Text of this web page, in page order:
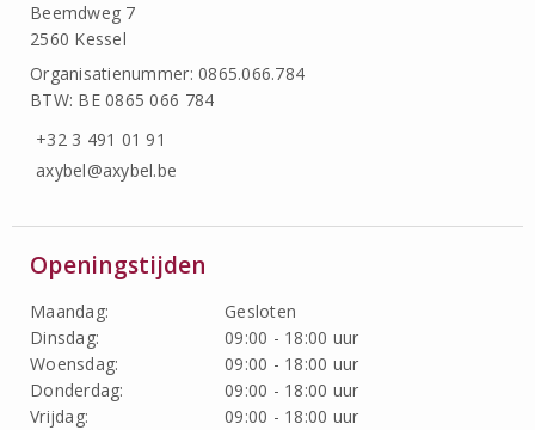
Beemdweg 7
2560 Kessel
Organisatienummer: 0865.066.784
BTW: BE 0865 066 784
+32 3 491 01 91
axybel@axybel.be
Openingstijden
Maandag:
Gesloten
Dinsdag:
09:00 - 18:00 uur
Woensdag:
09:00 - 18:00 uur
Donderdag:
09:00 - 18:00 uur
Vrijdag:
09:00 - 18:00 uur